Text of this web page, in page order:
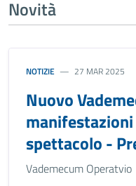
Novità
NOTIZIE 27 MAR 2025
Nuovo
spettacolo -
Vademecum Operatvio